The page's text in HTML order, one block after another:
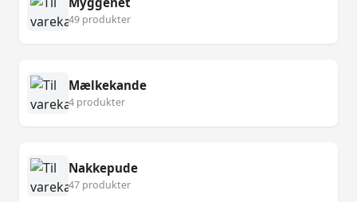
49 produkter
Mælkekande
4 produkter
Nakkepude
47 produkter